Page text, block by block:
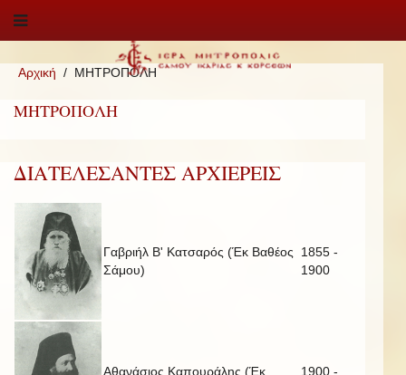
Αρχική ΜΗΤΡΟΠΟΛΗ
ΜΗΤΡΟΠΟΛΗ
ΔΙΑΤΕΛΕΣΑΝΤΕΣ ΑΡΧΙΕΡΕΙΣ
Γαβριήλ Β' Κατσαρός (Έκ Βαθέος
Σάμου)
1855 -
1900
Αθανάσιος Καπουράλης (Έκ
1900 -